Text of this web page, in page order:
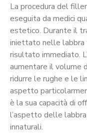
La procedura del
eseguita da medici
estetico. Durante il
iniettato nelle labbra
risultato immediato.
aumentare il volume
ridurre le rughe e le
aspetto
è la sua capacità di
l’aspetto delle
innaturali.